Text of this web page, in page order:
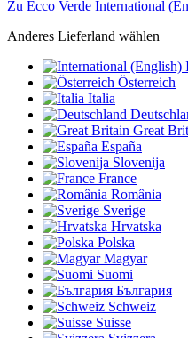
Zu Ecco Verde International
Anderes Lieferland wählen
Österreich
Italia
Great
España
Slovenija
France
România
Sverige
Hrvatska
Polska
Magyar
Suomi
България
Schweiz
Suisse